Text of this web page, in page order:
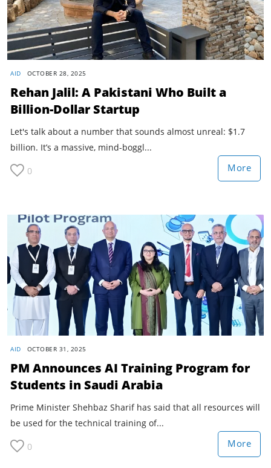
AID OCTOBER 28, 2025
Rehan Jalil: A Pakistani Who Built a
Billion-Dollar Startup
Let's talk about a number that sounds almost unreal: $1.7
billion. It’s a massive, mind-boggl...
0 More
AID OCTOBER 31, 2025
PM Announces AI Training Program for
Students in Saudi Arabia
Prime Minister Shehbaz Sharif has said that all resources will
be used for the technical training of...
0 More